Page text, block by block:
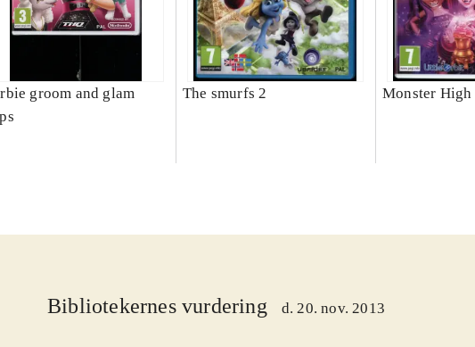
groom and glam
The smurfs 2 Monster High
Bibliotekernes vurdering d. 20. nov. 2013